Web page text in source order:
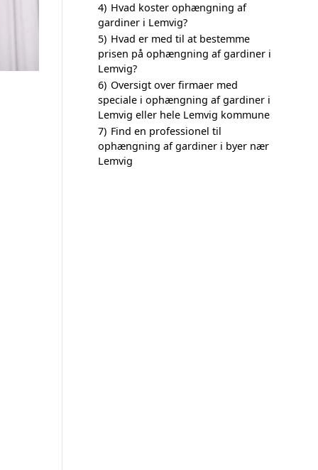
4) Hvad koster ophængning af
gardiner i Lemvig?
5) Hvad er med til at bestemme
prisen på ophængning af gardiner i
Lemvig?
6) Oversigt over firmaer med
speciale i ophængning af gardiner i
Lemvig eller hele Lemvig kommune
7) Find en professionel til
ophængning af gardiner i byer nær
Lemvig